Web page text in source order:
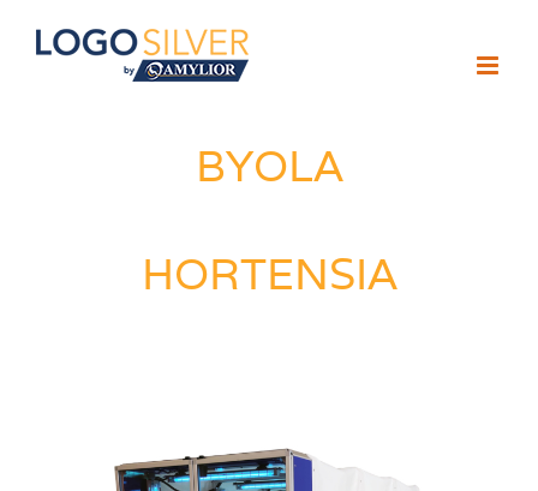
Passer
BYOLA
HORTENSIA